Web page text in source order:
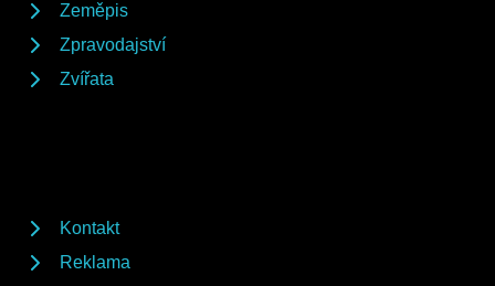
Zeměpis
Zpravodajství
Zvířata
Kontakt
Reklama